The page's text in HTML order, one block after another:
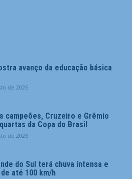
avanço da educação básica
de 2026
campeões, Cruzeiro e Grêmio
da Copa do Brasil
de 2026
do Sul terá chuva intensa e
até 100 km/h